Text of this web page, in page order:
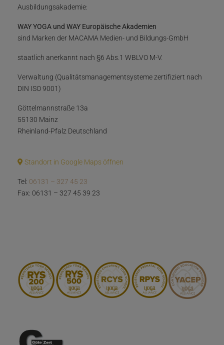
Ausbildungsakademie:
WAY YOGA und WAY Europäische Akademien
sind Marken der MACAMA Medien- und Bildungs-GmbH
staatlich anerkannt nach §6 Abs.1 WBLVO M-V.
Verwaltung (Qualitätsmanagementsysteme zertifiziert nach
DIN ISO 9001)
Göttelmannstraße 13a
55130 Mainz
Rheinland-Pfalz Deutschland
Standort in Google Maps öffnen
Tel: 06131 – 327 45 23
Fax: 06131 – 327 45 39 23